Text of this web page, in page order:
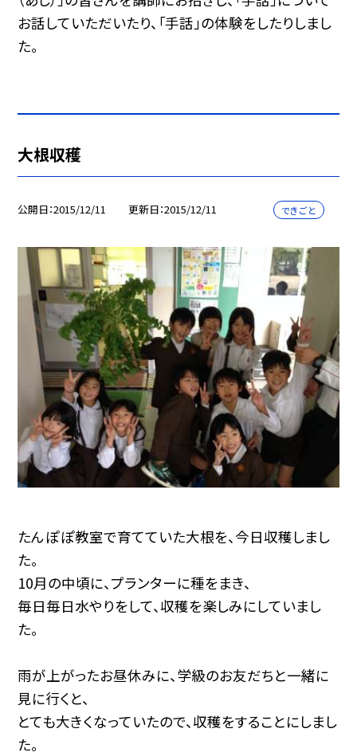
お話していただいたり、「手話」の体験をしたりしまし
た。
大根収穫
公開日 2015/12/11 更新日 2015/12/11 できごと
たんぽぽ教室で育てていた大根を、今日収穫しまし
た。
10月の中頃に、プランターに種をまき、
毎日毎日水やりをして、収穫を楽しみにしていまし
た。
雨が上がったお昼休みに、学級のお友だちと一緒に
見に行くと、
とても大きくなっていたので、収穫をすることにしまし
た。